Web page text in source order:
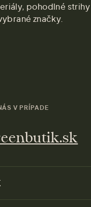
pohodlné strihy
značky.
V PRÍPADE